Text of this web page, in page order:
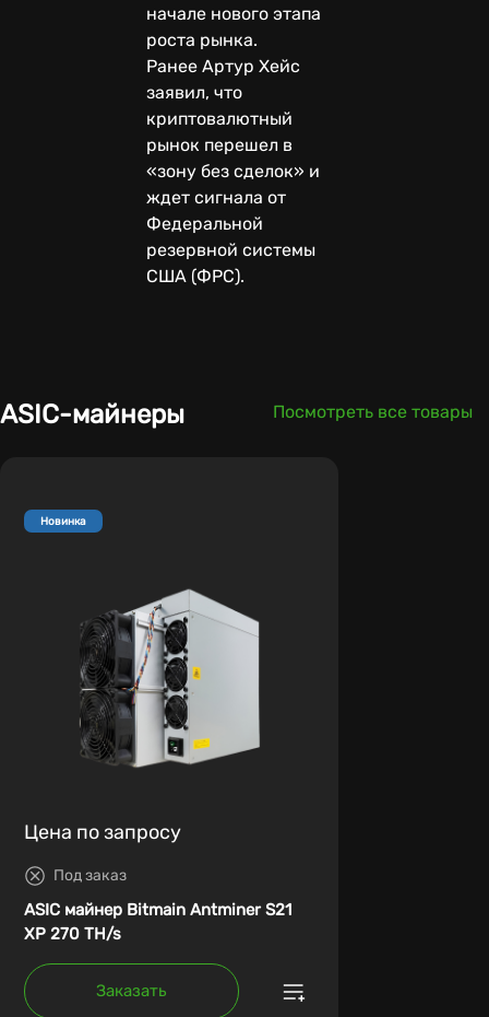
начале нового этапа
роста рынка.
Ранее Артур Хейс
заявил, что
криптовалютный
рынок перешел в
«зону без сделок» и
ждет сигнала от
Федеральной
резервной системы
США (ФРС).
ASIC-майнеры Посмотреть все товары
Новинка
Цена по запросу
Под заказ
ASIC майнер Bitmain Antminer S21
XP 270 TH/s
Заказать